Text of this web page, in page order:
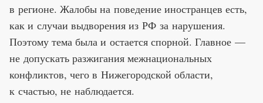
в регионе. Жалобы на поведение иностранцев есть,
как и случаи выдворения из РФ за нарушения.
Поэтому тема была и остается спорной. Главное —
не допускать разжигания межнациональных
конфликтов, чего в Нижегородской области,
к счастью, не наблюдается.